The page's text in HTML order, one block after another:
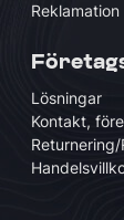
Reklamation
Lösningar
Kontakt,